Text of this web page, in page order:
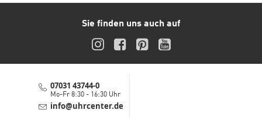
Sie finden uns auch auf
InstagramFacebookPinterest
Service-Hotline
07031 43744-0
Mo-Fr 8:30 - 16:30 Uhr
Service E-Mail
info@uhrcenter.de